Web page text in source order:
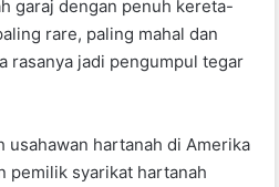
garaj dengan penuh kereta-
rare, paling mahal dan
rasanya jadi pengumpul tegar
usahawan hartanah di Amerika
pemilik syarikat hartanah